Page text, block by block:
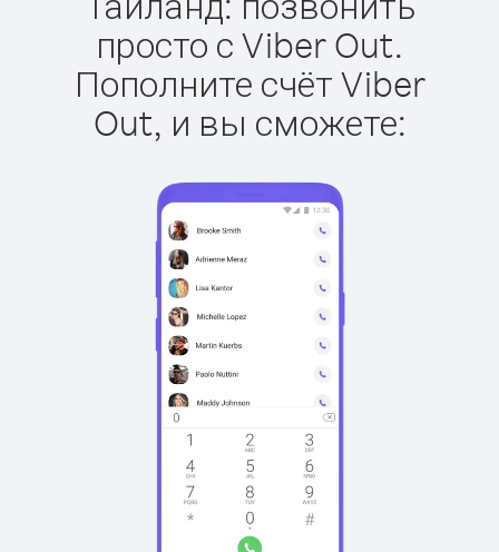
просто с Viber Out.
Пополните счёт Viber
Out, и вы сможете: